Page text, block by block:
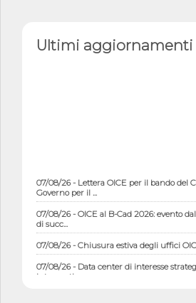
Ultimi aggiornamenti
07/08/26 - Lettera OICE per il bando del
Governo per il ...
07/08/26 - OICE al B-Cad 2026: evento
di succ...
07/08/26 - Chiusura estiva degli uffici
07/08/26 - Data center di interesse
interventi pe...